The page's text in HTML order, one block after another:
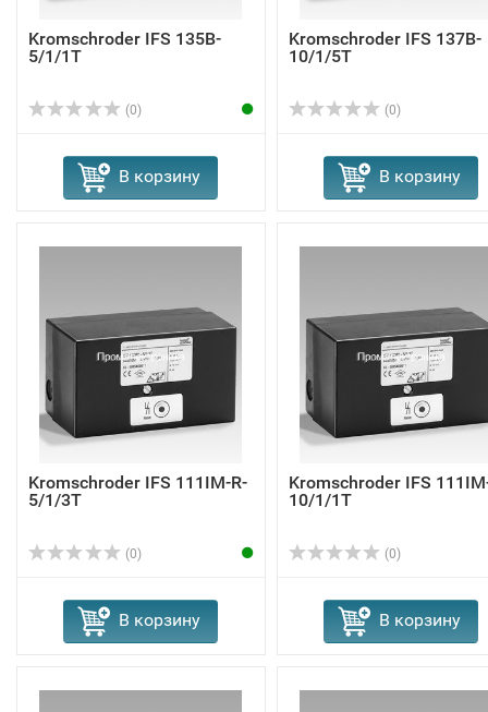
Kromschroder IFS 135B-
5/1/1T
(0)
В корзину
Kromschroder IFS 137B-
10/1/5T
(0)
В корзину
Kromschroder IFS 111IM-R-
5/1/3T
(0)
В корзину
Kromschroder IFS
10/1/1T
(0)
В корзину